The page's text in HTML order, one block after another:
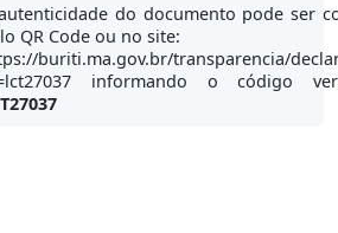
do documento pode ser
QR Code ou no site:
buriti.ma.gov.br/transparencia/
informando o código